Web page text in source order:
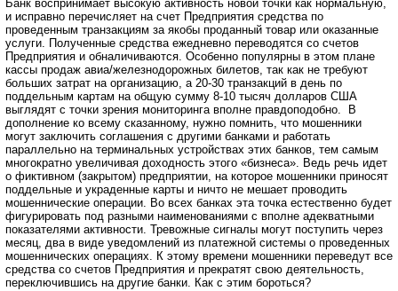
Банк воспринимает высокую активность новой точки как нормальную,
и исправно перечисляет на счет Предприятия средства по
проведенным транзакциям за якобы проданный товар или оказанные
услуги. Полученные средства ежедневно переводятся со счетов
Предприятия и обналичиваются. Особенно популярны в этом плане
кассы продаж авиа/железнодорожных билетов, так как не требуют
больших затрат на организацию, а 20-30 транзакций в день по
поддельным картам на общую сумму 8-10 тысяч долларов США
выглядят с точки зрения мониторинга вполне правдоподобно. В
дополнение ко всему сказанному, нужно помнить, что мошенники
могут заключить соглашения с другими банками и работать
параллельно на терминальных устройствах этих банков, тем самым
многократно увеличивая доходность этого «бизнеса». Ведь речь идет
о фиктивном (закрытом) предприятии, на которое мошенники приносят
поддельные и украденные карты и ничто не мешает проводить
мошеннические операции. Во всех банках эта точка естественно будет
фигурировать под разными наименованиями с вполне адекватными
показателями активности. Тревожные сигналы могут поступить через
месяц, два в виде уведомлений из платежной системы о проведенных
мошеннических операциях. К этому времени мошенники переведут все
средства со счетов Предприятия и прекратят свою деятельность,
переключившись на другие банки. Как с этим бороться?